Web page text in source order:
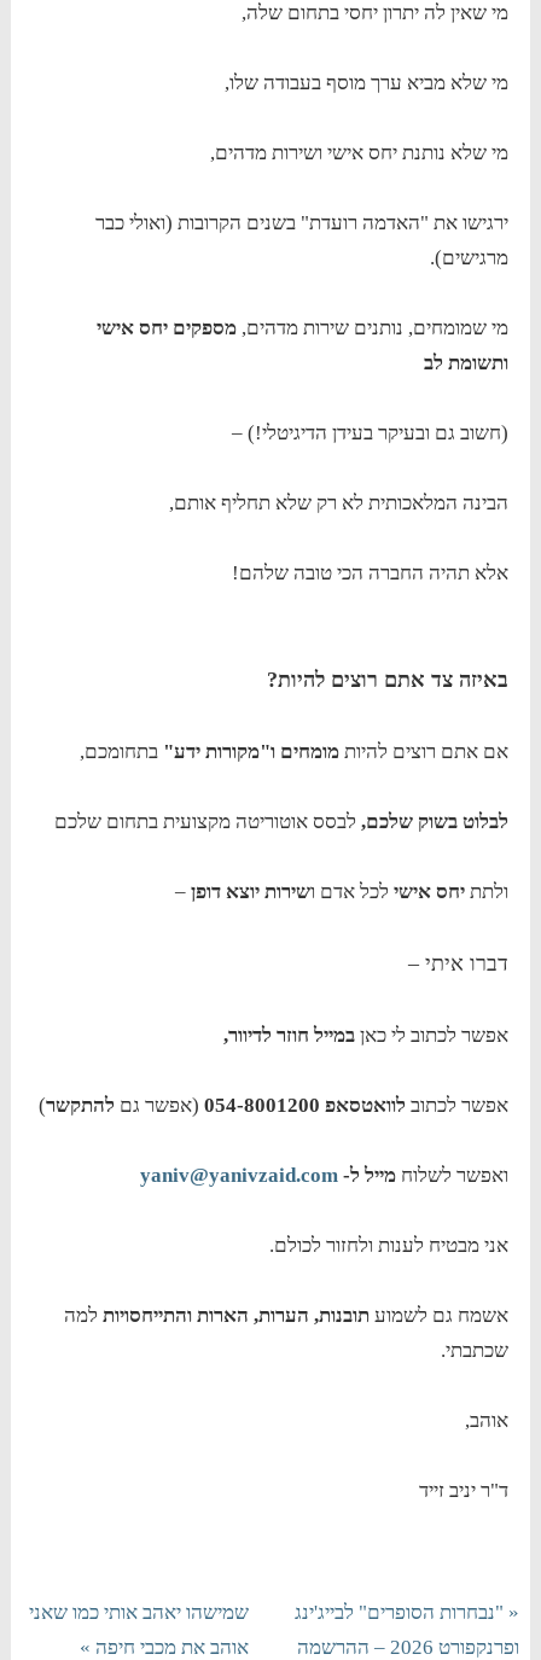
מי שאין לה יתרון יחסי בתחום שלה,
מי שלא מביא ערך מוסף בעבודה שלו,
מי שלא נותנת יחס אישי ושירות מדהים,
ירגישו את "האדמה רועדת" בשנים הקרובות (ואולי כבר
מרגישים).
מי שמומחים, נותנים שירות מדהים,מספקים יחס אישי
ותשומת לב
(חשוב גם ובעיקר בעידן הדיגיטלי!) –
הבינה המלאכותית לא רק שלא תחליף אותם,
אלא תהיה החברה הכי טובה שלהם!
באיזה צד אתם רוצים להיות?
אם אתם רוצים להיותמומחים ו"מקורות ידע"בתחומכם,
לבלוט בשוק שלכם, לבסס אוטוריטה מקצועית בתחום שלכם
ולתתיחס אישי לכל אדם ושירות יוצא דופן –
דברו איתי –
אפשר לכתוב לי כאןבמייל חוזר לדיוור,
אפשר לכתוב לוואטסאפ 054-8001200 (אפשר גם להתקשר)
ואפשר לשלוחמייל ל-yaniv@yanivzaid.com
אני מבטיח לענות ולחזור לכולם.
אשמח גם לשמוע תובנות, הערות, הארות והתייחסויות למה
שכתבתי.
אוהב,
ד"ר יניב זייד
« "נבחרות הסופרים" לבייג'ינג
ופרנקפורט 2026 – ההרשמה
שמישהו יאהב אותי כמו שאני
אוהב את מכבי חיפה »